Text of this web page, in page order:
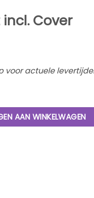
Cover
voor actuele
AAN WINKELWAGEN